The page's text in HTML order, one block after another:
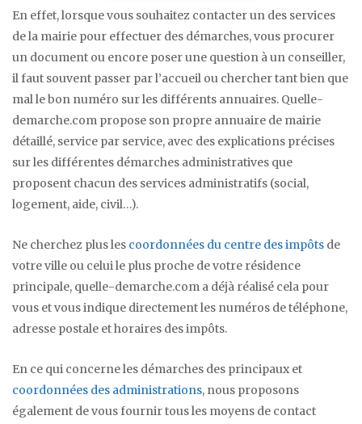
En effet, lorsque vous souhaitez contacter un des services
de la mairie pour effectuer des démarches, vous procurer
un document ou encore poser une question à un conseiller,
il faut souvent passer par l’accueil ou chercher tant bien que
mal le bon numéro sur les différents annuaires. Quelle-
demarche.com propose son propre annuaire de mairie
détaillé, service par service, avec des explications précises
sur les différentes démarches administratives que
proposent chacun des services administratifs (social,
logement, aide, civil…).
Ne cherchez plus les coordonnées du centre des impôts de
votre ville ou celui le plus proche de votre résidence
principale, quelle-demarche.com a déjà réalisé cela pour
vous et vous indique directement les numéros de téléphone,
adresse postale et horaires des impôts.
En ce qui concerne les démarches des principaux et
coordonnées des administrations, nous proposons
également de vous fournir tous les moyens de contact